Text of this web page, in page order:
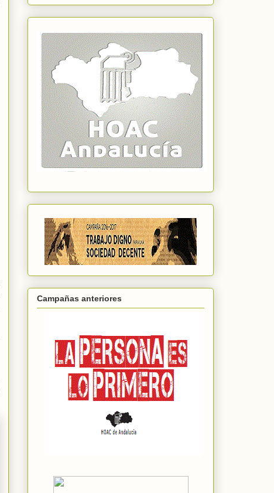
Campañas anteriores